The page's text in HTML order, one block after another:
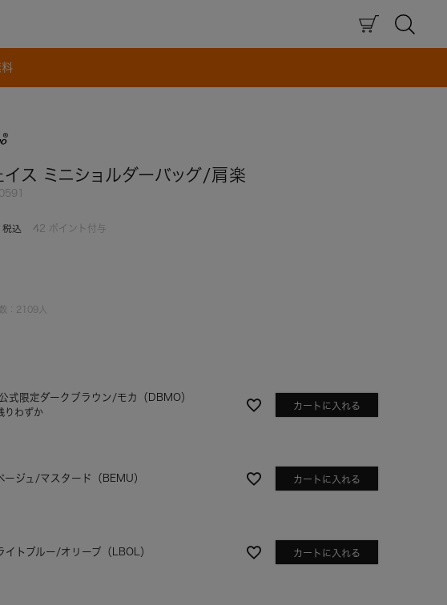
イス ミニショルダーバッグ/肩楽
税込 42 ポイント付与
： 2109 人
×
式限定ダークブラウン/モカ（DBMO）
りわずか
カートに入れる
ージュ/マスタード（BEMU） カートに入れる
イトブルー/オリーブ（LBOL） カートに入れる